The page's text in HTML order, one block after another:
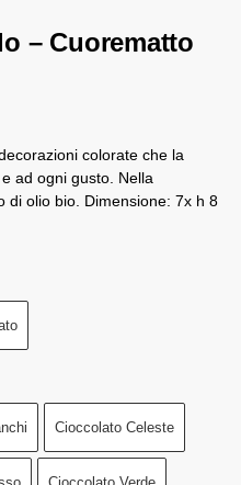
– Cuorematto
colorate che la
ad ogni gusto. Nella
di olio bio. Dimensione: 7x h 8
Cioccolato Celeste